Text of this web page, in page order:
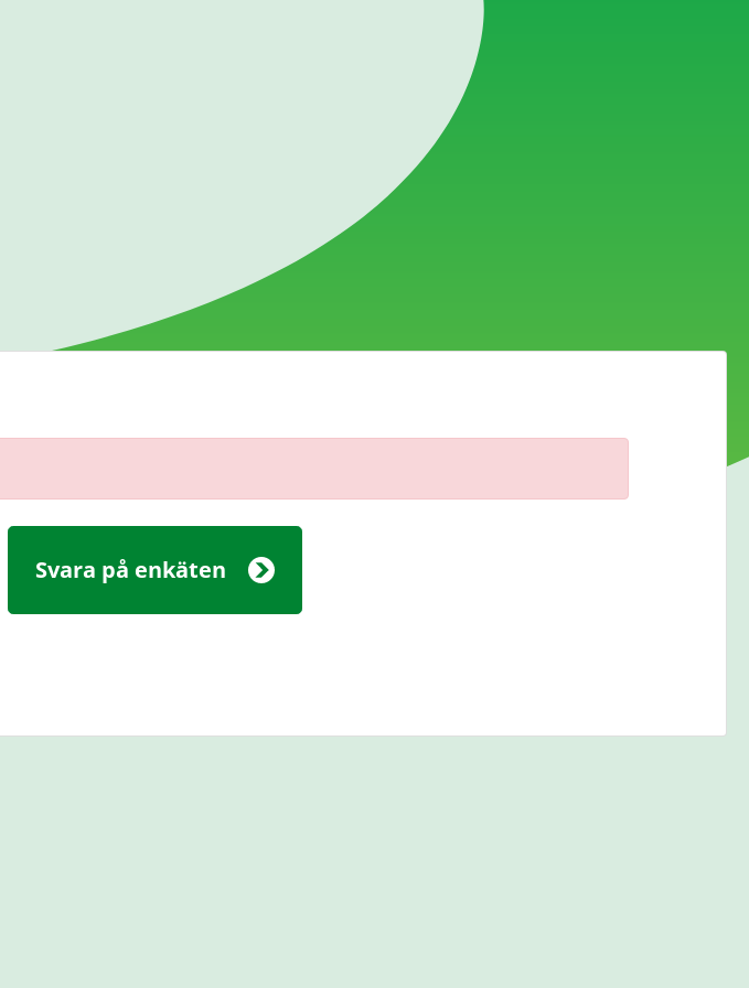
Svara på enkäten